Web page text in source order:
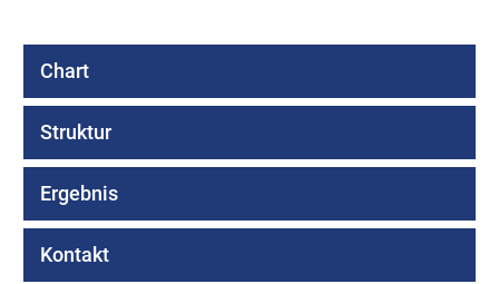
Chart
Struktur
Ergebnis
Kontakt